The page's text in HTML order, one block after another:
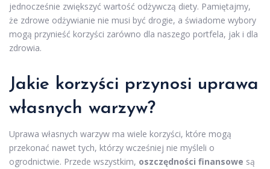
jednocześnie zwiększyć wartość odżywczą diety. Pamiętajmy,
że zdrowe odżywianie nie musi być drogie, a świadome wybory
mogą przynieść korzyści zarówno dla naszego portfela, jak i dla
zdrowia.
Jakie korzyści przynosi uprawa
własnych warzyw?
Uprawa własnych warzyw ma wiele korzyści, które mogą
przekonać nawet tych, którzy wcześniej nie myśleli o
ogrodnictwie. Przede wszystkim, oszczędności finansowe są